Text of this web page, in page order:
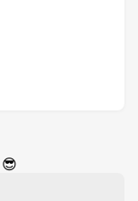
😎